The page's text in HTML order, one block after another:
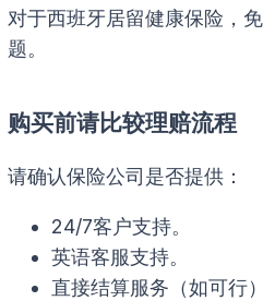
对于西班牙居留健康保险，
题。
购买前请比较理赔流程
请确认保险公司是否提供：
24/7客户支持。
英语客服支持。
直接结算服务（如可行）